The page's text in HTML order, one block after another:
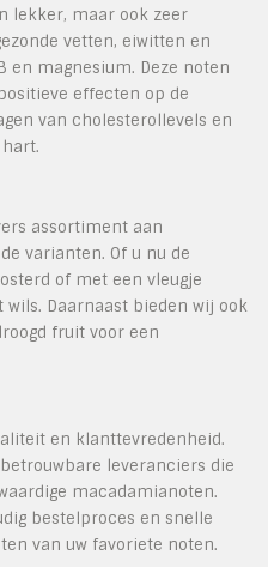
lekker, maar ook zeer
vetten, eiwitten en
en magnesium. Deze noten
effecten op de
van cholesterollevels en
assortiment aan
varianten. Of u nu de
of met een vleugje
Daarnaast bieden wij ook
fruit voor een
en klanttevredenheid.
leveranciers die
macadamianoten.
bestelproces en snelle
van uw favoriete noten.